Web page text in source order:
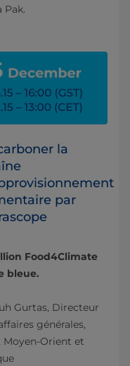
Pak.
la
par
Food4Climate
bleue.
Gurtas, Directeur
générales,
Moyen-Orient et